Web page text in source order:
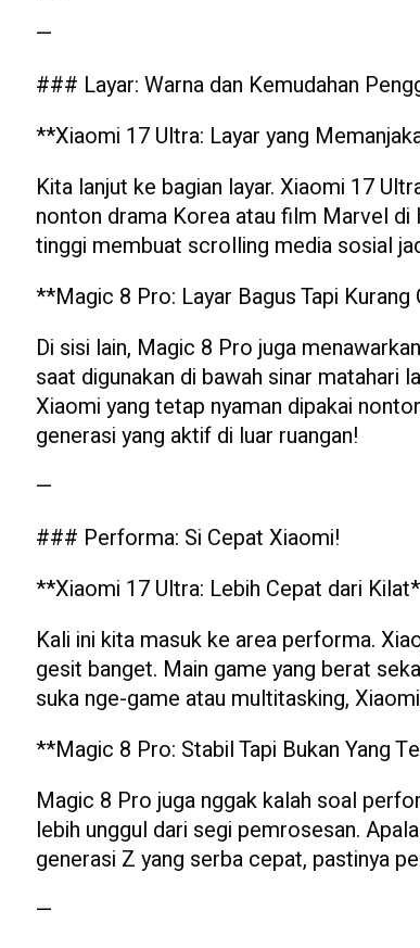
—
### Layar: Warna dan Kemudahan
**Xiaomi 17 Ultra: Layar yang
Kita lanjut ke bagian layar. Xiaomi 17
nonton drama Korea atau film Marvel di
tinggi membuat scrolling media sosial
**Magic 8 Pro: Layar Bagus Tapi
Di sisi lain, Magic 8 Pro juga
saat digunakan di bawah sinar matahari
Xiaomi yang tetap nyaman dipakai
generasi yang aktif di luar ruangan!
—
### Performa: Si Cepat Xiaomi!
**Xiaomi 17 Ultra: Lebih Cepat dari
Kali ini kita masuk ke area performa.
gesit banget. Main game yang berat
suka nge-game atau multitasking,
**Magic 8 Pro: Stabil Tapi Bukan Yang
Magic 8 Pro juga nggak kalah soal
lebih unggul dari segi pemrosesan.
generasi Z yang serba cepat, pastinya
—